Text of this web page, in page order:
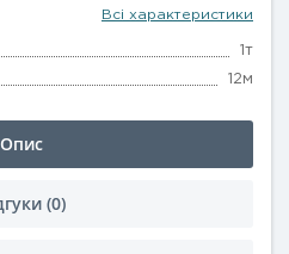
Всі характеристики
1т
12м
Опис
(0)